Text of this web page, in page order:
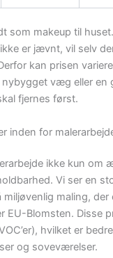
som makeup til
er jævnt, vil selv
kan prisen
nybygget væg eller en
fjernes først.
inden for
ikke kun om
Vi ser en
miljøvenlig maling,
EU-Blomsten. Disse
hvilket er
og soveværelser.